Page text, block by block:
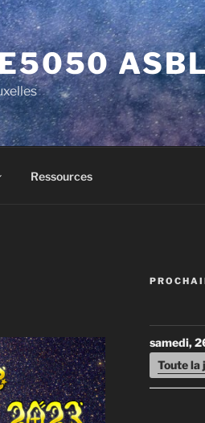
Ressources
samedi,
Toute la